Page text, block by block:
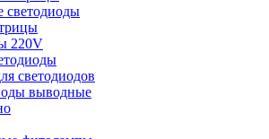
220V
светодиодов
выводные